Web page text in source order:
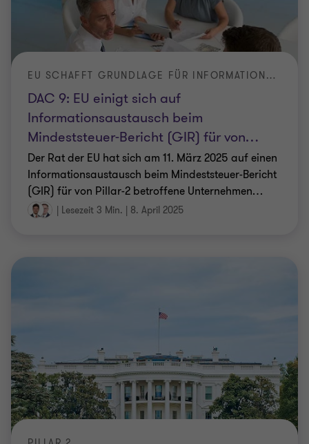
DAC 9: EU einigt sich auf
Informationsaustausch beim
Mindeststeuer-Bericht (GIR) für von…
EU SCHAFFT GRUNDLAGE FÜR INFORMATIONSAUSTAUSCH BEIM MINDESTSTEUER-BERICHT
Der Rat der EU hat sich am 11. März 2025 auf einen
Informationsaustausch beim Mindeststeuer-Bericht
(GIR) für von Pillar-2 betroffene Unternehmen…
| Lesezeit 3 Min. | 8. April 2025